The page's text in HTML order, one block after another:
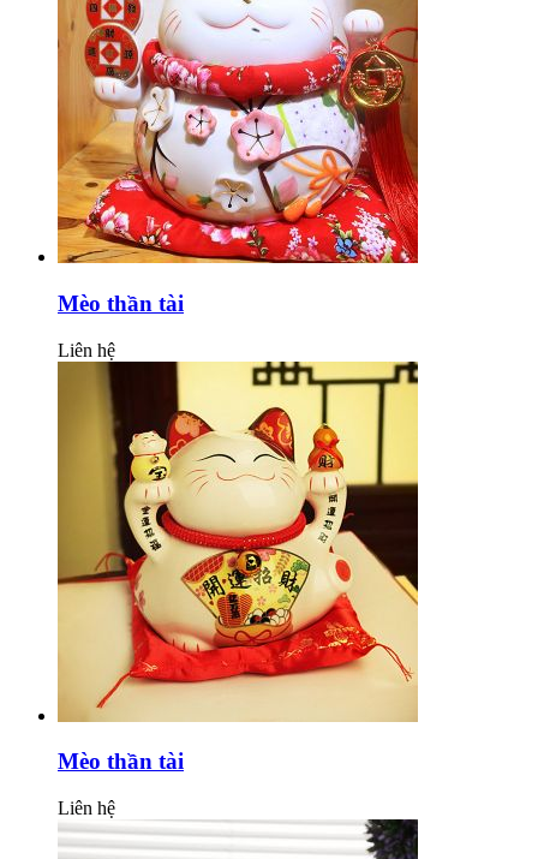
Mèo thần tài
Liên hệ
Mèo thần tài
Liên hệ